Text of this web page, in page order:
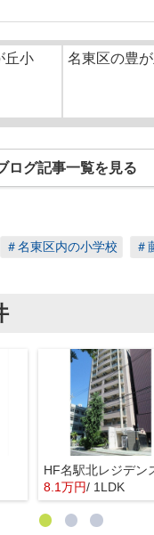
丘小
名東区の豊
ログ記事一覧を見る
＃名東区内の小学校 ＃
8.1万円/ 1LDK